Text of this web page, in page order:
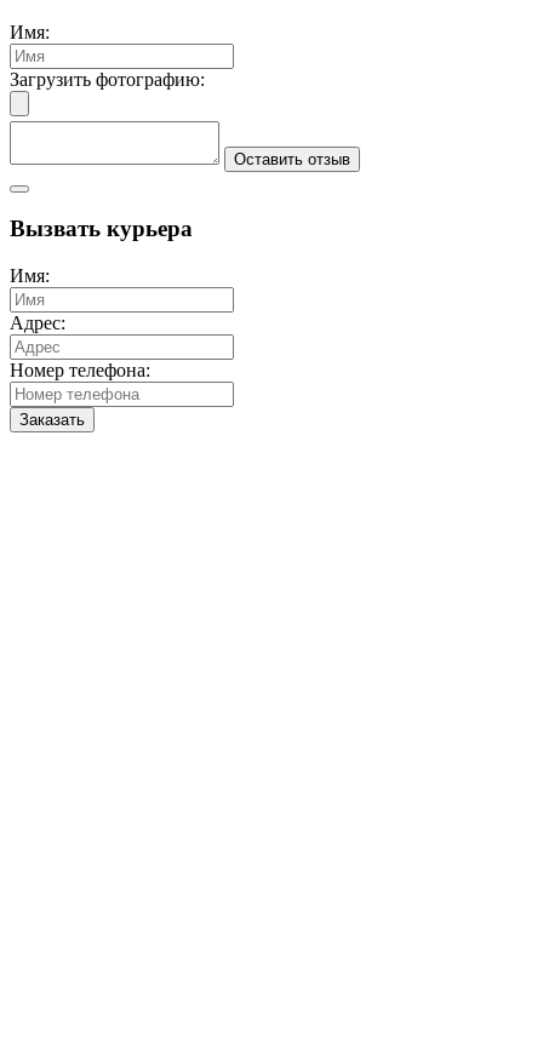
Имя:
Загрузить фотографию:
Оставить отзыв
Вызвать курьера
Имя:
Адрес:
Номер телефона:
Заказать